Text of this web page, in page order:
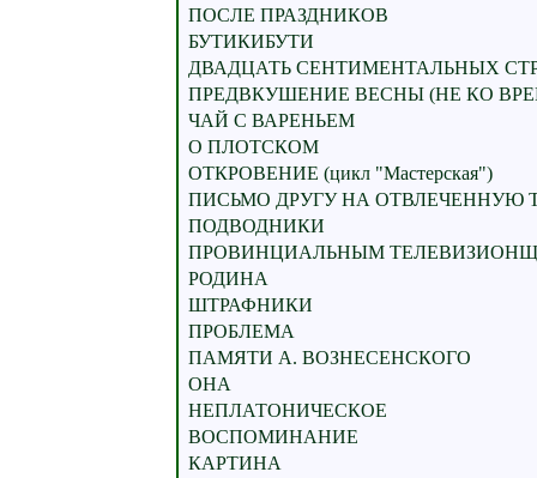
ПОСЛЕ ПРАЗДНИКОВ
БУТИКИБУТИ
ДВАДЦАТЬ СЕНТИМЕНТАЛЬНЫХ
ПРЕДВКУШЕНИЕ ВЕСНЫ (НЕ КО
ЧАЙ С ВАРЕНЬЕМ
О ПЛОТСКОМ
ОТКРОВЕНИЕ (цикл "Мастерская")
ПИСЬМО ДРУГУ НА ОТВЛЕЧЕННУЮ
ПОДВОДНИКИ
ПРОВИНЦИАЛЬНЫМ
РОДИНА
ШТРАФНИКИ
ПРОБЛЕМА
ПАМЯТИ А. ВОЗНЕСЕНСКОГО
ОНА
НЕПЛАТОНИЧЕСКОЕ
ВОСПОМИНАНИЕ
КАРТИНА